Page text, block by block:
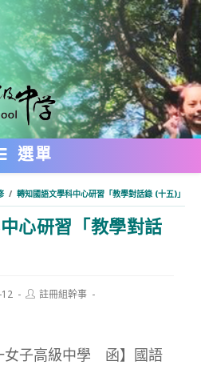
選單
/ 轉知國語文學科中心研習「教學對話錄 (十五)」
心研習「教學對話
Post註冊組幹事
女子高級中學 函】國語